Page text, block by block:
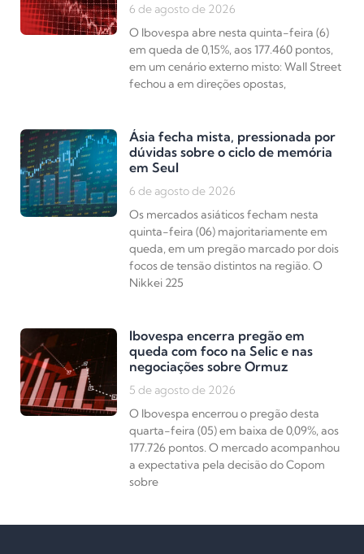
6 de agosto de 2026
O Ibovespa abre nesta quinta-feira (6)
em queda de 0,15%, aos 177.460 pontos,
em um cenário externo misto: Wall Street
fechou a em direções opostas,
Ásia fecha mista, pressionada por
dúvidas sobre o ciclo de memória
em Seul
6 de agosto de 2026
Os mercados asiáticos fecham nesta
quinta-feira (06) majoritariamente em
queda, em um pregão marcado por dois
focos de tensão distintos na região. O
Nikkei 225
Ibovespa encerra pregão em
queda com foco na Selic e nas
negociações sobre Ormuz
5 de agosto de 2026
O Ibovespa encerrou o pregão desta
quarta-feira (05) em baixa de 0,09%, aos
177.726 pontos. O mercado acompanhou
a expectativa pela decisão do Copom
sobre